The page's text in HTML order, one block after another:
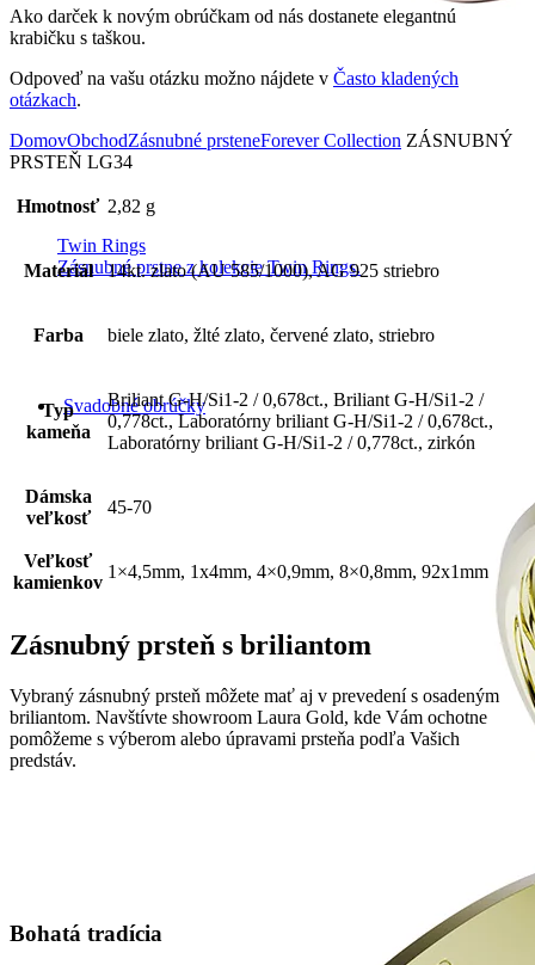
Twin Rings
Zásnubné prstne z kolekcie Twin Rings.
Svadobné obrúčky
Ako darček k novým obrúčkam od nás dostanete elegantnú
krabičku s taškou.
Odpoveď na vašu otázku možno nájdete v Často kladených
otázkach.
DomovObchodZásnubné prsteneForever Collection ZÁSNUBNÝ
PRSTEŇ LG34
Hmotnosť 2,82 g
Materiál 14kt. zlato (AU 585/1000), AG 925 striebro
Farba biele zlato, žlté zlato, červené zlato, striebro
Typ
kameňa
Briliant G-H/Si1-2 / 0,678ct., Briliant G-H/Si1-2 /
0,778ct., Laboratórny briliant G-H/Si1-2 / 0,678ct.,
Laboratórny briliant G-H/Si1-2 / 0,778ct., zirkón
Dámska
veľkosť
45-70
Veľkosť
kamienkov
1×4,5mm, 1x4mm, 4×0,9mm, 8×0,8mm, 92x1mm
Zásnubný prsteň s briliantom
Vybraný zásnubný prsteň môžete mať aj v prevedení s osadeným
briliantom. Navštívte showroom Laura Gold, kde Vám ochotne
pomôžeme s výberom alebo úpravami prsteňa podľa Vašich
predstáv.
Bohatá tradícia